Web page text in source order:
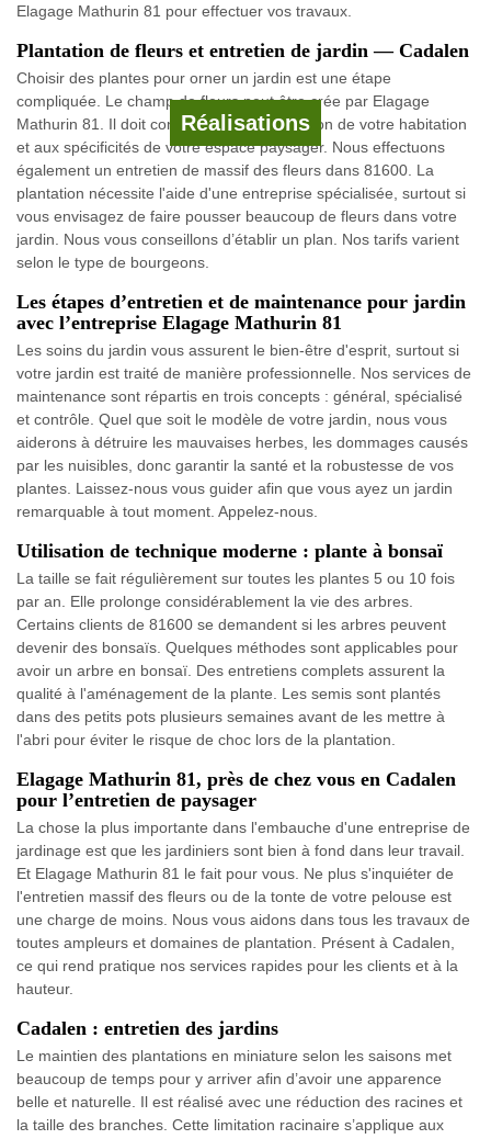
Réalisations
Elagage Mathurin 81 pour effectuer vos travaux.
Plantation de fleurs et entretien de jardin — Cadalen
Choisir des plantes pour orner un jardin est une étape
compliquée. Le champ de fleurs peut être crée par Elagage
Mathurin 81. Il doit convenir à la configuration de votre habitation
et aux spécificités de votre espace paysager. Nous effectuons
également un entretien de massif des fleurs dans 81600. La
plantation nécessite l'aide d'une entreprise spécialisée, surtout si
vous envisagez de faire pousser beaucoup de fleurs dans votre
jardin. Nous vous conseillons d’établir un plan. Nos tarifs varient
selon le type de bourgeons.
Les étapes d’entretien et de maintenance pour jardin
avec l’entreprise Elagage Mathurin 81
Les soins du jardin vous assurent le bien-être d'esprit, surtout si
votre jardin est traité de manière professionnelle. Nos services de
maintenance sont répartis en trois concepts : général, spécialisé
et contrôle. Quel que soit le modèle de votre jardin, nous vous
aiderons à détruire les mauvaises herbes, les dommages causés
par les nuisibles, donc garantir la santé et la robustesse de vos
plantes. Laissez-nous vous guider afin que vous ayez un jardin
remarquable à tout moment. Appelez-nous.
Utilisation de technique moderne : plante à bonsaï
La taille se fait régulièrement sur toutes les plantes 5 ou 10 fois
par an. Elle prolonge considérablement la vie des arbres.
Certains clients de 81600 se demandent si les arbres peuvent
devenir des bonsaïs. Quelques méthodes sont applicables pour
avoir un arbre en bonsaï. Des entretiens complets assurent la
qualité à l'aménagement de la plante. Les semis sont plantés
dans des petits pots plusieurs semaines avant de les mettre à
l'abri pour éviter le risque de choc lors de la plantation.
Elagage Mathurin 81, près de chez vous en Cadalen
pour l’entretien de paysager
La chose la plus importante dans l'embauche d'une entreprise de
jardinage est que les jardiniers sont bien à fond dans leur travail.
Et Elagage Mathurin 81 le fait pour vous. Ne plus s'inquiéter de
l'entretien massif des fleurs ou de la tonte de votre pelouse est
une charge de moins. Nous vous aidons dans tous les travaux de
toutes ampleurs et domaines de plantation. Présent à Cadalen,
ce qui rend pratique nos services rapides pour les clients et à la
hauteur.
Cadalen : entretien des jardins
Le maintien des plantations en miniature selon les saisons met
beaucoup de temps pour y arriver afin d’avoir une apparence
belle et naturelle. Il est réalisé avec une réduction des racines et
la taille des branches. Cette limitation racinaire s’applique aux